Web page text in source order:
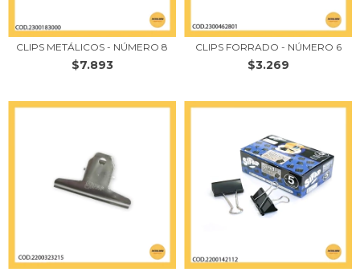
CLIPS METÁLICOS - NÚMERO 8
$7.893
CLIPS FORRADO - NÚMERO 6
$3.269